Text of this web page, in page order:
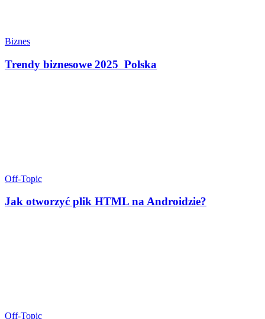
Biznes
Trendy biznesowe 2025 Polska
Off-Topic
Jak otworzyć plik HTML na Androidzie?
Off-Topic